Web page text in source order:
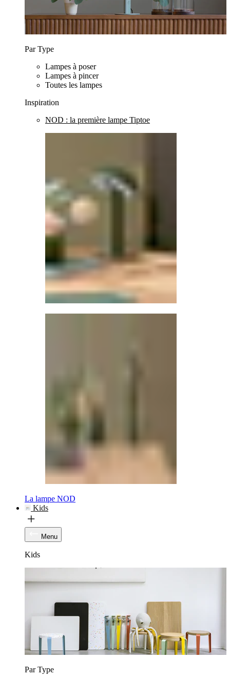
Par Type
Lampes à poser
Lampes à pincer
Toutes les lampes
Inspiration
NOD : la première lampe Tiptoe
La lampe NOD
Kids
Menu
Kids
Par Type